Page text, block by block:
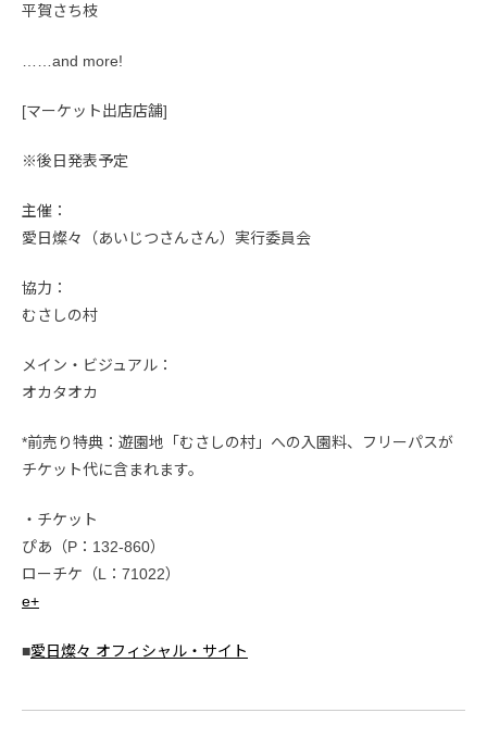
平賀さち枝
……and more!
[マーケット出店店舗]
※後日発表予定
主催：
愛日燦々（あいじつさんさん）実行委員会
協力：
むさしの村
メイン・ビジュアル：
オカタオカ
*前売り特典：遊園地「むさしの村」への入園料、フリーパスが
チケット代に含まれます。
・チケット
ぴあ（P：132-860）
ローチケ（L：71022）
e+
■愛日燦々 オフィシャル・サイト